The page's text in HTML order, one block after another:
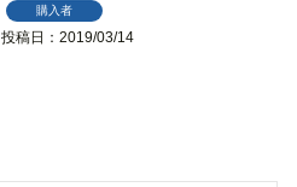
購入者
投稿日 2019/03/14